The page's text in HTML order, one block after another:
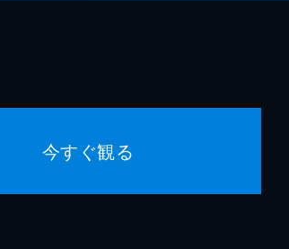
今すぐ観る